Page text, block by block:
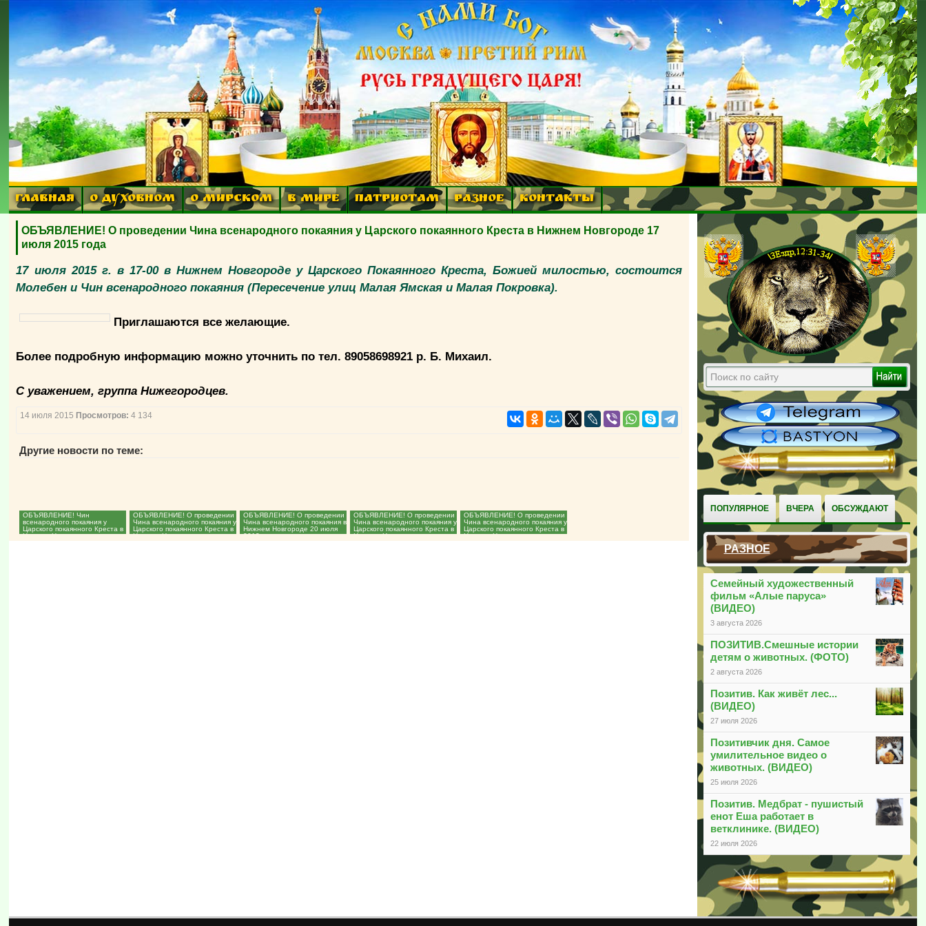
ГЛАВНАЯ О ДУХОВНОМ О МИРСКОМ В МИРЕ ПАТРИОТАМ РАЗНОЕ КОНТАКТЫ
ПОПУЛЯРНОЕ ВЧЕРА ОБСУЖДАЮТ
РАЗНОЕ
Семейный художественный
фильм «Алые паруса»
(ВИДЕО)
3 августа 2026
ПОЗИТИВ.Смешные истории
детям о животных. (ФОТО)
2 августа 2026
Позитив. Как живёт лес...
(ВИДЕО)
27 июля 2026
Позитивчик дня. Самое
умилительное видео о
животных. (ВИДЕО)
25 июля 2026
Позитив. Медбрат - пушистый
енот Еша работает в
ветклинике. (ВИДЕО)
22 июля 2026
ОБЪЯВЛЕНИЕ! О проведении Чина всенародного покаяния у Царского покаянного Креста в Нижнем Новгороде 17
июля 2015 года
17 июля 2015 г. в 17-00 в Нижнем Новгороде у Царского Покаянного Креста, Божией милостью, состоится
Молебен и Чин всенародного покаяния (Пересечение улиц Малая Ямская и Малая Покровка).
Приглашаются все желающие.
Более подробную информацию можно уточнить по тел. 89058698921 р. Б. Михаил.
С уважением, группа Нижегородцев.
14 июля 2015 Просмотров: 4 134
Другие новости по теме:
ОБЪЯВЛЕНИЕ! Чин
всенародного покаяния у
Царского покаянного Креста в
Нижнем Новгороде...
ОБЪЯВЛЕНИЕ! О проведении
Чина всенародного покаяния у
Царского покаянного Креста в
Нижнем Новгороде...
ОБЪЯВЛЕНИЕ! О проведении
Чина всенародного покаяния в
Нижнем Новгороде 20 июля
2013 года...
ОБЪЯВЛЕНИЕ! О проведении
Чина всенародного покаяния у
Царского покаянного Креста в
Нижнем Новгороде...
ОБЪЯВЛЕНИЕ! О проведении
Чина всенародного покаяния у
Царского покаянного Креста в
Нижнем Новгороде...